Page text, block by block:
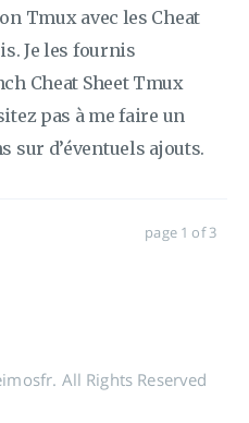
Tmux avec les Cheat
Je les fournis
Cheat Sheet Tmux
pas à me faire un
sur d’éventuels ajouts.
page 1 of 3
All Rights Reserved